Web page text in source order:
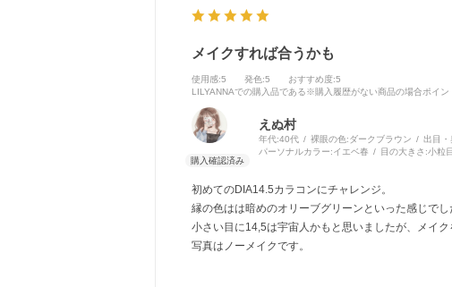
メイクすれば合うかも
使用感:5 発色:5 おすすめ度:5
LILYANNAでの購入品である※購入履歴がない商品の場合ポイン
えぬ村
年代:40代 裸眼の色:ダークブラウン 出目・
パーソナルカラー:イエベ春 目の大きさ:小粒目
初めてのDIA14.5カラコンにチャレンジ。
縁の色はは暗めのオリーブグリーンといった感じでし
小さい目に14,5は宇宙人かもと思いましたが、メイ
写真はノーメイクです。